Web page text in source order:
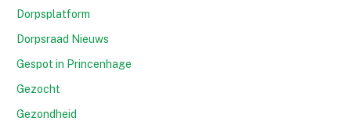
Dorpsplatform
Dorpsraad Nieuws
Gespot in Princenhage
Gezocht
Gezondheid